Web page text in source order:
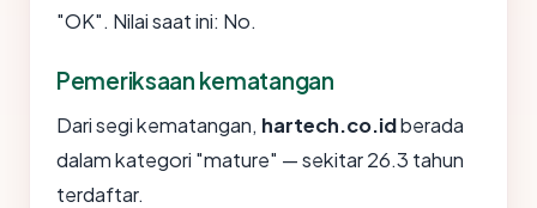
"OK". Nilai saat ini: No.
Pemeriksaan kematangan
Dari segi kematangan, hartech.co.idberada
dalam kategori "mature" — sekitar 26.3 tahun
terdaftar.